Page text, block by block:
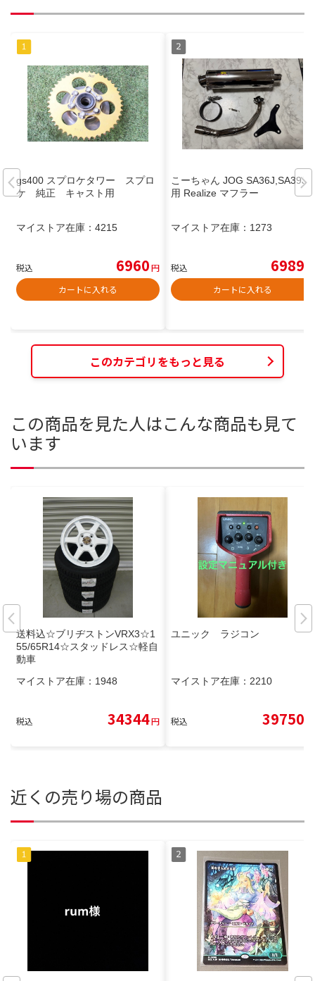
gs400 スプロケタワー スプロ
ケ 純正 キャスト用
マイストア在庫： 4215
税込 6960円
カートに入れる
こーちゃん JOG SA36J,SA39J
用 Realize マフラー
マイストア在庫： 1273
税込 6989
カートに入れる
このカテゴリをもっと見る
この商品を見た人はこんな商品も見て
います
送料込☆ブリヂストンVRX3☆1
55/65R14☆スタッドレス☆軽自
動車
マイストア在庫： 1948
税込 34344円
ユニック ラジコン
マイストア在庫： 2210
税込 39750
近くの売り場の商品